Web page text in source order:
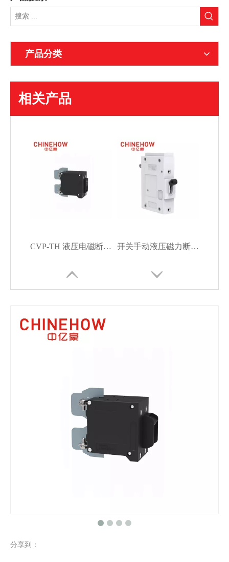
产品分类
相关产品
CVP-TH 液压电磁断路器扁平摇杆执行器，带 M4 螺钉，带翻转凸耳 2P 开关手动液压磁力断路器
分享到：